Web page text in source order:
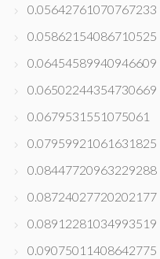
0.05642761070767233
0.05862154086710525
0.06454589940946609
0.06502244354730669
0.0679531551075061
0.07959921061631825
0.08447720963229288
0.08724027720202177
0.08912281034993519
0.09075011408642775